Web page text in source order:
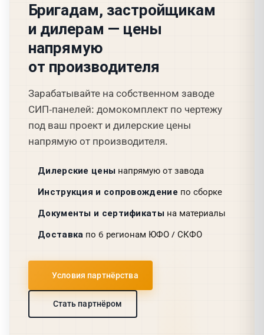
Бригадам, застройщикам
и дилерам — цены
напрямую
от производителя
Зарабатывайте на собственном заводе
СИП-панелей: домокомплект по чертежу
под ваш проект и дилерские цены
напрямую от производителя.
Дилерские цены напрямую от завода
Инструкция и сопровождение по сборке
Документы и сертификатына материалы
Доставка по 6 регионам ЮФО / СКФО
Условия партнёрства
Стать партнёром